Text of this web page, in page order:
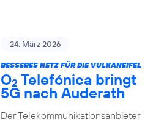
24. März 2026
BESSERES NETZ FÜR DIE VULKANEIFEL
O2 Telefónica bringt
5G nach Auderath
Der Telekommunikationsanbieter